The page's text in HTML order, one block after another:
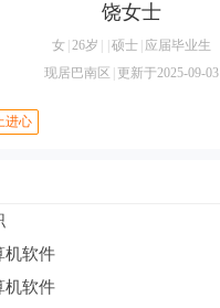
饶女士
女 26岁 硕士 应届毕业生
现居巴南区
更新于2025-09-03
进心
机软件
机软件